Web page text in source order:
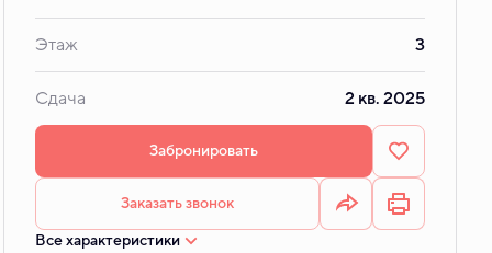
Этаж 3
Сдача 2 кв. 2025
Забронировать
Заказать звонок
Все характеристики